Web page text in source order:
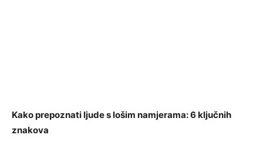
Kako prepoznati ljude s lošim namjerama: 6 ključnih
znakova